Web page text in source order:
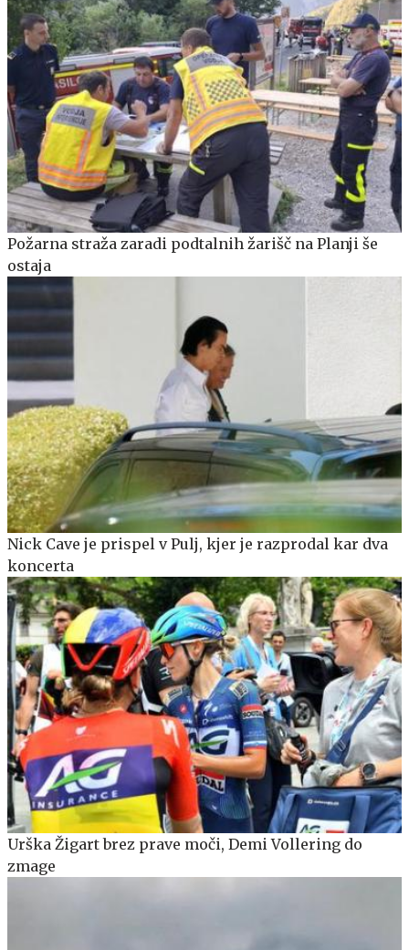
Požarna straža zaradi podtalnih žarišč na Planji še
ostaja
Nick Cave je prispel v Pulj, kjer je razprodal kar dva
koncerta
Urška Žigart brez prave moči, Demi Vollering do
zmage